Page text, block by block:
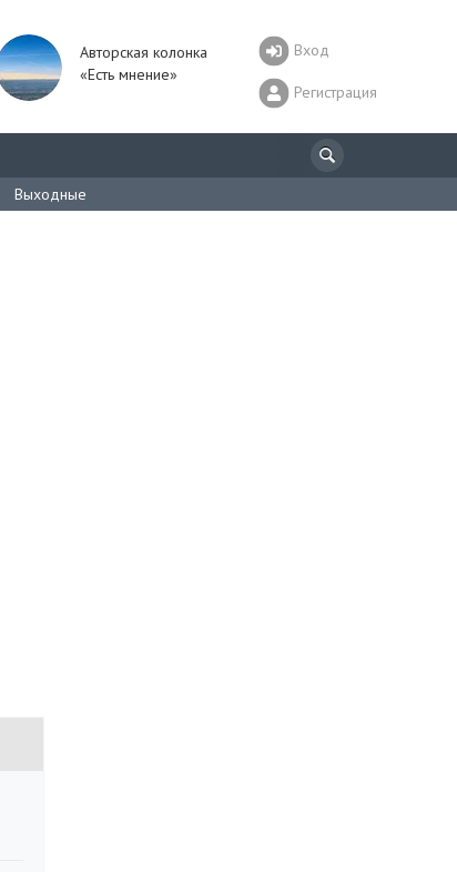
Авторская колонка
«Есть мнение»
Вход
Регистрация
Выходные